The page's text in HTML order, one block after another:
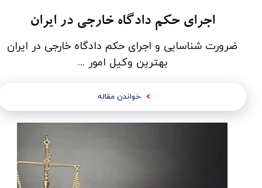
اجرای حکم دادگاه خارجی در ایران
ضرورت شناسایی و اجرای حکم دادگاه­ خارجی در ایران
بهترین وکیل امور ...
خواندن مقاله